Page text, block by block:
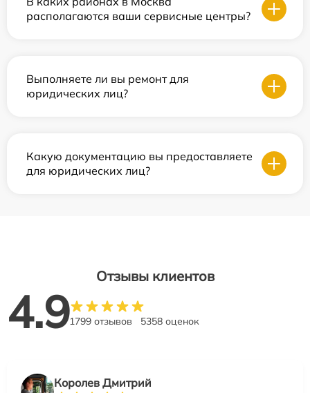
располагаются ваши сервисные центры?
Выполняете ли вы ремонт для
юридических лиц?
Какую документацию вы предоставляете
для юридических лиц?
Отзывы клиентов
4.91799 отзывов 5358 оценок
Королев Дмитрий